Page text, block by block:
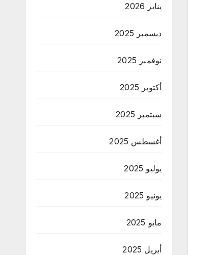
يناير 2026
ديسمبر 2025
نوفمبر 2025
أكتوبر 2025
سبتمبر 2025
أغسطس 2025
يوليو 2025
يونيو 2025
مايو 2025
أبريل 2025